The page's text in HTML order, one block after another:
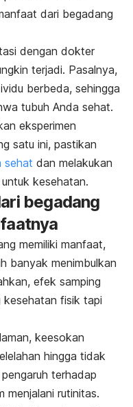
dari begadang
dengan dokter
terjadi. Pasalnya,
berbeda, sehingga
tubuh Anda sehat.
eksperimen
satu ini, pastikan
sehat dan melakukan
kesehatan.
begadang
memiliki manfaat,
banyak menimbulkan
efek samping
fisik tapi
keesokan
hingga tidak
terhadap
menjalani rutinitas.